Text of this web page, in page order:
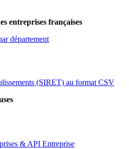
entreprises françaises
département
(SIRET) au format CSV
& API Entreprise